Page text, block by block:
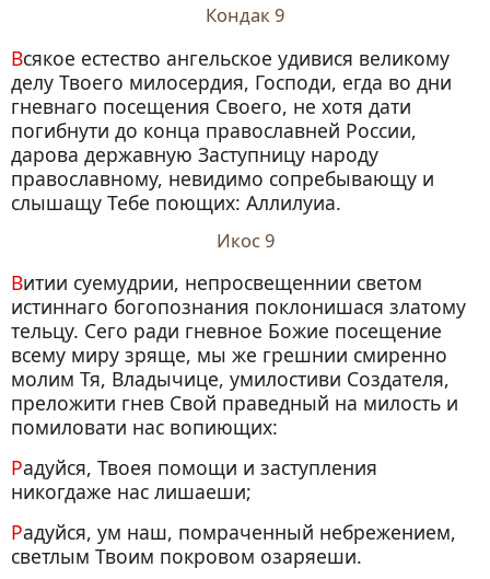
Кондак 9
Всякое естество ангельское удивися великому
делу Твоего милосердия, Господи, егда во дни
гневнаго посещения Своего, не хотя дати
погибнути до конца православней России,
дарова державную Заступницу народу
православному, невидимо сопребывающу и
слышащу Тебе поющих: Аллилуиа.
Икос 9
Витии суемудрии, непросвещеннии светом
истиннаго богопознания поклонишася златому
тельцу. Сего ради гневное Божие посещение
всему миру зряще, мы же грешнии смиренно
молим Тя, Владычице, умилостиви Создателя,
преложити гнев Свой праведный на милость и
помиловати нас вопиющих:
Радуйся, Твоея помощи и заступления
никогдаже нас лишаеши;
Радуйся, ум наш, помраченный небрежением,
светлым Твоим покровом озаряеши.